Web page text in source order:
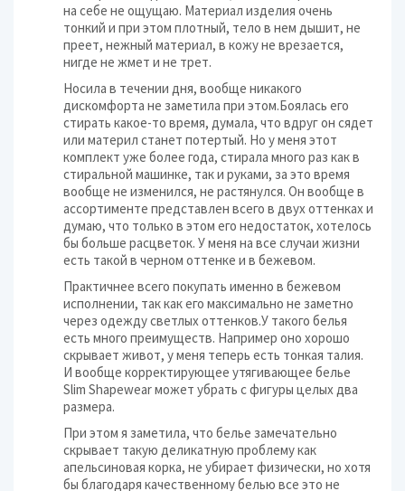
на себе не ощущаю. Материал изделия очень
тонкий и при этом плотный, тело в нем дышит, не
преет, нежный материал, в кожу не врезается,
нигде не жмет и не трет.
Носила в течении дня, вообще никакого
дискомфорта не заметила при этом.Боялась его
стирать какое-то время, думала, что вдруг он сядет
или материл станет потертый. Но у меня этот
комплект уже более года, стирала много раз как в
стиральной машинке, так и руками, за это время
вообще не изменился, не растянулся. Он вообще в
ассортименте представлен всего в двух оттенках и
думаю, что только в этом его недостаток, хотелось
бы больше расцветок. У меня на все случаи жизни
есть такой в черном оттенке и в бежевом.
Практичнее всего покупать именно в бежевом
исполнении, так как его максимально не заметно
через одежду светлых оттенков.У такого белья
есть много преимуществ. Например оно хорошо
скрывает живот, у меня теперь есть тонкая талия.
И вообще корректирующее утягивающее белье
Slim Shapewear может убрать с фигуры целых два
размера.
При этом я заметила, что белье замечательно
скрывает такую деликатную проблему как
апельсиновая корка, не убирает физически, но хотя
бы благодаря качественному белью все это не